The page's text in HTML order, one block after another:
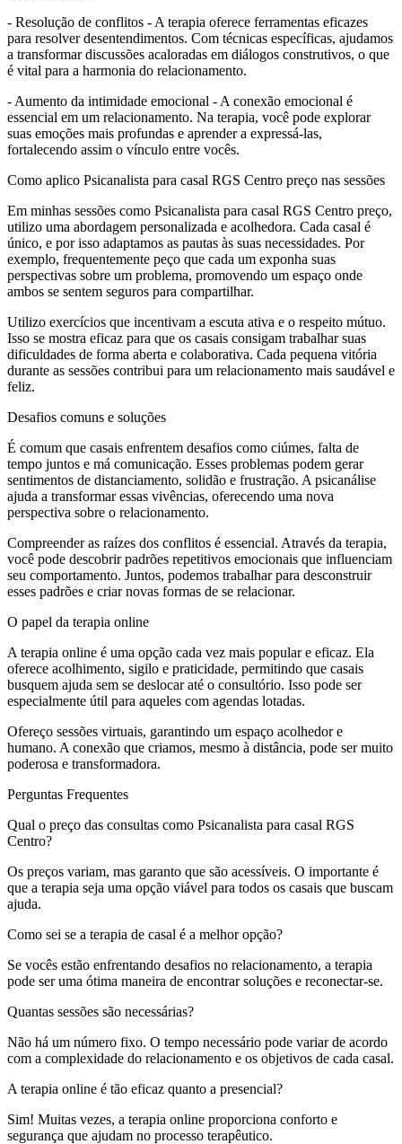
- Resolução de conflitos - A terapia oferece ferramentas eficazes
para resolver desentendimentos. Com técnicas específicas, ajudamos
a transformar discussões acaloradas em diálogos construtivos, o que
é vital para a harmonia do relacionamento.
- Aumento da intimidade emocional - A conexão emocional é
essencial em um relacionamento. Na terapia, você pode explorar
suas emoções mais profundas e aprender a expressá-las,
fortalecendo assim o vínculo entre vocês.
Como aplico Psicanalista para casal RGS Centro preço nas sessões
Em minhas sessões como Psicanalista para casal RGS Centro preço,
utilizo uma abordagem personalizada e acolhedora. Cada casal é
único, e por isso adaptamos as pautas às suas necessidades. Por
exemplo, frequentemente peço que cada um exponha suas
perspectivas sobre um problema, promovendo um espaço onde
ambos se sentem seguros para compartilhar.
Utilizo exercícios que incentivam a escuta ativa e o respeito mútuo.
Isso se mostra eficaz para que os casais consigam trabalhar suas
dificuldades de forma aberta e colaborativa. Cada pequena vitória
durante as sessões contribui para um relacionamento mais saudável e
feliz.
Desafios comuns e soluções
É comum que casais enfrentem desafios como ciúmes, falta de
tempo juntos e má comunicação. Esses problemas podem gerar
sentimentos de distanciamento, solidão e frustração. A psicanálise
ajuda a transformar essas vivências, oferecendo uma nova
perspectiva sobre o relacionamento.
Compreender as raízes dos conflitos é essencial. Através da terapia,
você pode descobrir padrões repetitivos emocionais que influenciam
seu comportamento. Juntos, podemos trabalhar para desconstruir
esses padrões e criar novas formas de se relacionar.
O papel da terapia online
A terapia online é uma opção cada vez mais popular e eficaz. Ela
oferece acolhimento, sigilo e praticidade, permitindo que casais
busquem ajuda sem se deslocar até o consultório. Isso pode ser
especialmente útil para aqueles com agendas lotadas.
Ofereço sessões virtuais, garantindo um espaço acolhedor e
humano. A conexão que criamos, mesmo à distância, pode ser muito
poderosa e transformadora.
Perguntas Frequentes
Qual o preço das consultas como Psicanalista para casal RGS
Centro?
Os preços variam, mas garanto que são acessíveis. O importante é
que a terapia seja uma opção viável para todos os casais que buscam
ajuda.
Como sei se a terapia de casal é a melhor opção?
Se vocês estão enfrentando desafios no relacionamento, a terapia
pode ser uma ótima maneira de encontrar soluções e reconectar-se.
Quantas sessões são necessárias?
Não há um número fixo. O tempo necessário pode variar de acordo
com a complexidade do relacionamento e os objetivos de cada casal.
A terapia online é tão eficaz quanto a presencial?
Sim! Muitas vezes, a terapia online proporciona conforto e
segurança que ajudam no processo terapêutico.